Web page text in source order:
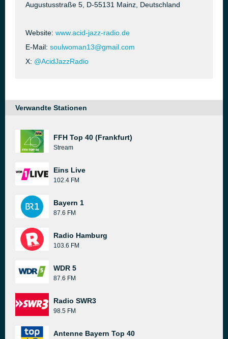
Augustusstraße 5, D-55131 Mainz, Deutschland
Website: www.acid-jazz-radio.de
E-Mail: soulwoman13@gmail.com
X: @AcidJazzRadio
Verwandte Stationen
FFH Top 40 (Frankfurt)
Stream
Eins Live
102.4 FM
Bayern 1
87.6 FM
Radio Hamburg
103.6 FM
WDR 5
87.6 FM
Radio SWR3
98.5 FM
Antenne Bayern Top 40